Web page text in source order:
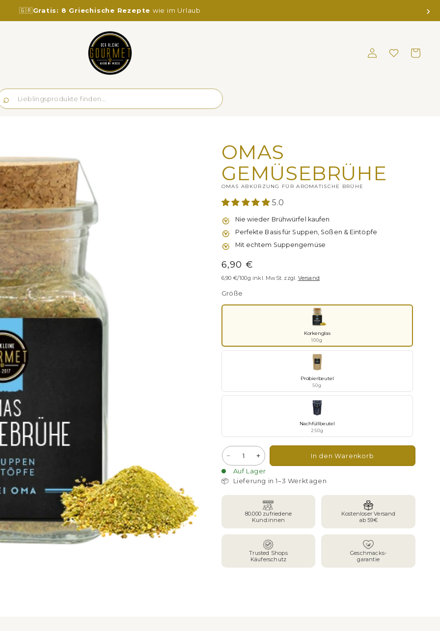
🇬🇷Gratis: 8 Griechische Rezepte wie im Urlaub ›
EinloggenMerklisteWarenkorb
OMAS
GEMÜSEBRÜHE
OMAS ABKÜRZUNG FÜR AROMATISCHE BRÜHE
5.0
Nie wieder Brühwürfel kaufen
Perfekte Basis für Suppen, Soßen & Eintöpfe
Mit echtem Suppengemüse
Normaler
Preis
6,90 €
6,90 €/100g inkl. MwSt. zzgl. Versand
Größe
Korkenglas
100g
Probierbeutel
50g
Nachfüllbeutel
250g
Anzahl
Verringere
die
Menge
Gemüsebrühe
Erhöhe
die
Menge
Omas
Gemüsebrühe
In den Warenkorb
Auf Lager
📦
Lieferung in 1–3 Werktagen
80.000 zufriedene
Kund:innen
Kostenloser Versand
ab 59€
Trusted Shops
Käuferschutz
Geschmacks-
garantie